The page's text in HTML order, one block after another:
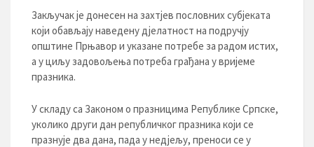
Закључак је донесен на захтјев пословних субјеката
који обављају наведену дјелатност на подручју
општине Прњавор и указане потребе за радом истих,
а у циљу задовољења потреба грађана у вријеме
празника.
У складу са Законом о празницима Републике Српске,
уколико други дан републичког празника који се
празнује два дана, пада у недјељу, преноси се у